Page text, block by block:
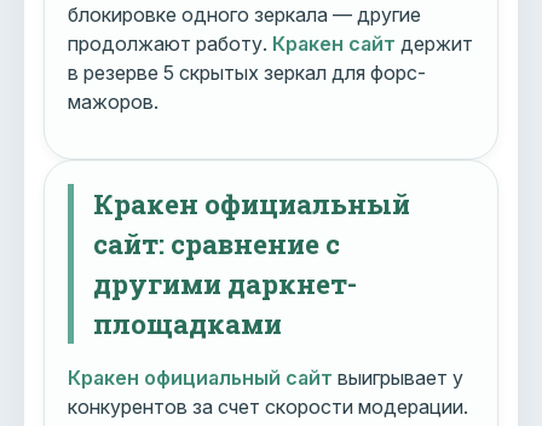
блокировке одного зеркала — другие
продолжают работу. Кракен сайт держит
в резерве 5 скрытых зеркал для форс-
мажоров.
Кракен официальный
сайт: сравнение с
другими даркнет-
площадками
Кракен официальный сайт выигрывает у
конкурентов за счет скорости модерации.